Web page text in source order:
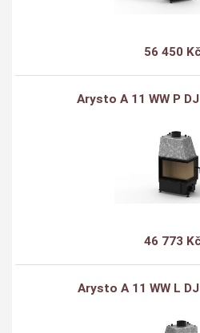
56 450 Kč
Arysto A 11 WW P
46 773 Kč
Arysto A 11 WW L